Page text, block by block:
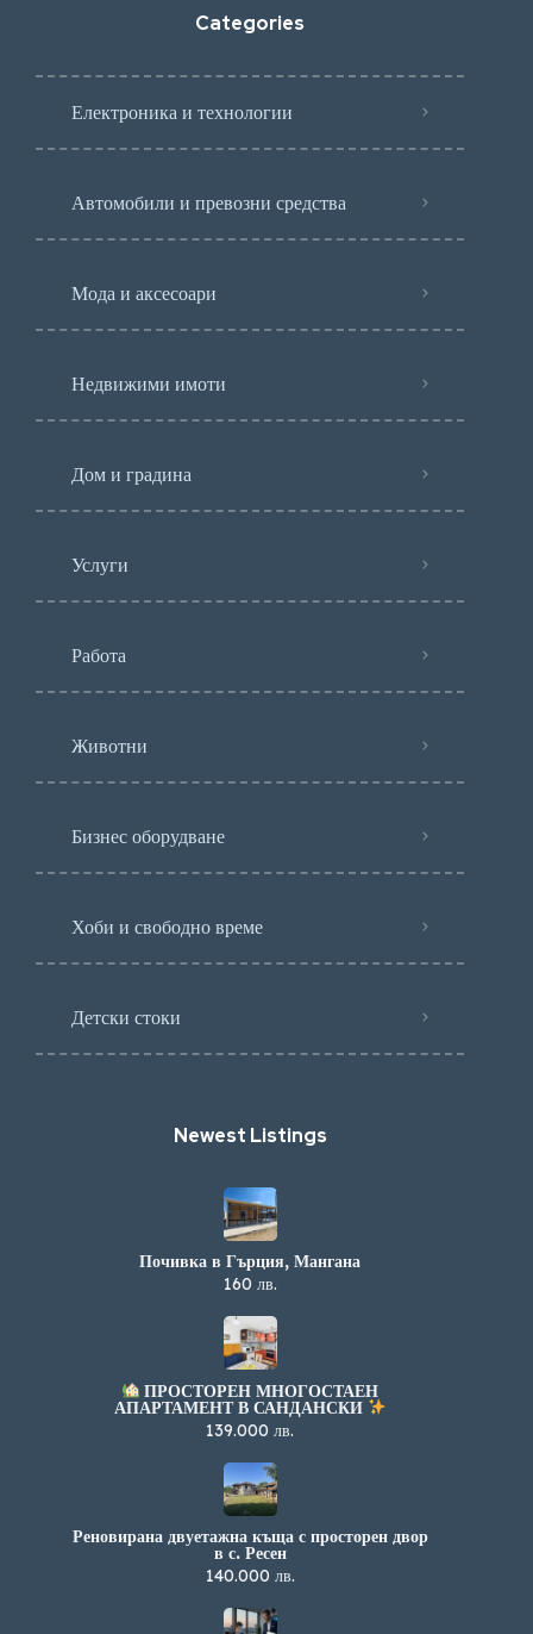
Categories
Електроника и технологии
Автомобили и превозни средства
Мода и аксесоари
Недвижими имоти
Дом и градина
Услуги
Работа
Животни
Бизнес оборудване
Хоби и свободно време
Детски стоки
Newest Listings​
Почивка в Гърция, Мангана
160 лв.
ПРОСТОРЕН МНОГОСТАЕН
АПАРТАМЕНТ В САНДАНСКИ
139.000 лв.
Реновирана двуетажна къща с просторен двор
в с. Ресен
140.000 лв.